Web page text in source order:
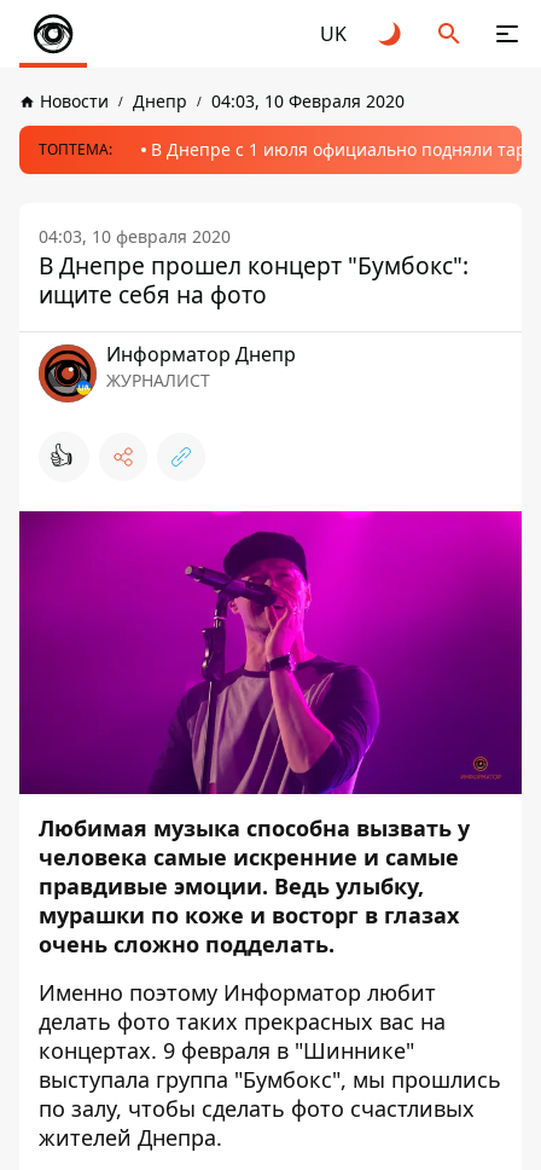
UK
Новости Днепр 04:03, 10 Февраля 2020
ТОПТЕМА: В Днепре с 1 июля официально подняли
04:03, 10 февраля 2020
В Днепре прошел концерт "Бумбокс":
ищите себя на фото
Информатор Днепр
ЖУРНАЛИСТ
👍
Любимая музыка способна вызвать у
человека самые искренние и самые
правдивые эмоции. Ведь улыбку,
мурашки по коже и восторг в глазах
очень сложно подделать.
Именно поэтому Информатор любит
делать фото таких прекрасных вас на
концертах. 9 февраля в "Шиннике"
выступала группа "Бумбокс", мы прошлись
по залу, чтобы сделать фото счастливых
жителей Днепра.